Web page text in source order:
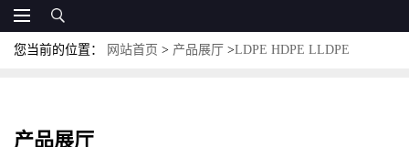
您当前的位置： 网站首页 > 产品展厅 >LDPE HDPE LLDPE
产品展厅